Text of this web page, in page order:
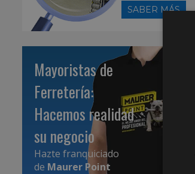
SABER MÁS
Mayoristas de
Ferretería:
Hacemos realidad
su negocio
Hazte franquiciado
de Maurer Point